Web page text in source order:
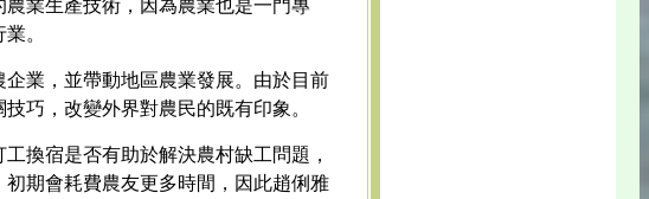
業生產技術，因為農業也是一門專
。
業，並帶動地區農業發展。由於目前
巧，改變外界對農民的既有印象。
換宿是否有助於解決農村缺工問題，
期會耗費農友更多時間，因此趙俐雅